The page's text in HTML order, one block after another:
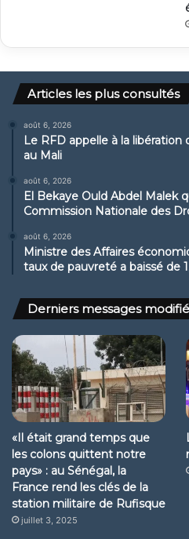
Articles les plus consultés
août 6, 2026
Le RFD appelle à la
au Mali
août 6, 2026
El Bekaye Ould Abdel Malek
Commission Nationale des
août 6, 2026
Ministre des Affaires
taux de pauvreté a baissé de
Derniers messages
«Il était grand temps que
les colons quittent notre
pays» : au Sénégal, la
France rend les clés de la
station militaire de Rufisque
juillet 3, 2025